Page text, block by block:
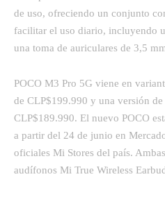
de uso, ofreciendo un conjunto
facilitar el uso diario, incluyendo
una toma de auriculares de 3,5
POCO M3 Pro 5G viene en
de CLP$199.990 y una versión
CLP$189.990. El nuevo POCO
a partir del 24 de junio en
oficiales Mi Stores del país.
audífonos Mi True Wireless